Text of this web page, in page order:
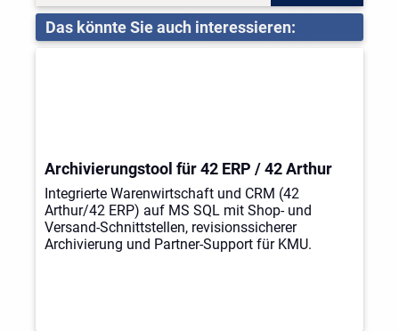
Das könnte Sie auch interessieren:
Archivierungstool für 42 ERP / 42 Arthur
Integrierte Warenwirtschaft und CRM (42
Arthur/42 ERP) auf MS SQL mit Shop- und
Versand-Schnittstellen, revisionssicherer
Archivierung und Partner-Support für KMU.